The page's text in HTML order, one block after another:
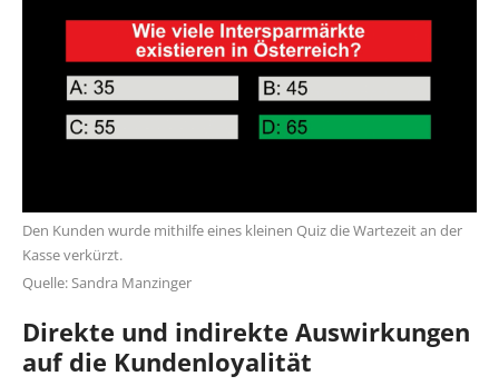
Den Kunden wurde mithilfe eines kleinen Quiz die Wartezeit an der
Kasse verkürzt.
Quelle: Sandra Manzinger
Direkte und indirekte Auswirkungen
auf die Kundenloyalität